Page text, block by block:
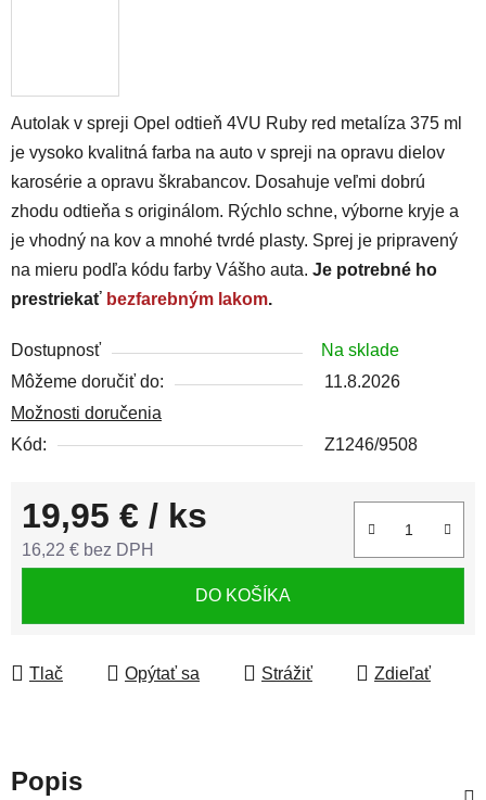
Autolak v spreji Opel odtieň 4VU Ruby red metalíza 375 ml
je vysoko kvalitná farba na auto v spreji na opravu dielov
karosérie a opravu škrabancov. Dosahuje veľmi dobrú
zhodu odtieňa s originálom. Rýchlo schne, výborne kryje a
je vhodný na kov a mnohé tvrdé plasty. Sprej je pripravený
na mieru podľa kódu farby Vášho auta. Je potrebné ho
prestriekať bezfarebným lakom.
Dostupnosť
Na sklade
Môžeme doručiť do:
11.8.2026
Možnosti doručenia
Kód:
Z1246/9508
19,95 € / ks
16,22 € bez DPH
DO KOŠÍKA
Tlač Opýtať sa Strážiť Zdieľať
Popis